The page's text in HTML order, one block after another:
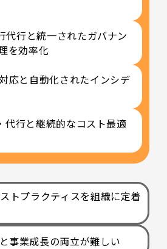
代行と統一されたガバナン
を効率化
応と自動化されたインシデ
代行と継続的なコスト最適
トプラクティスを組織に定着
事業成長の両立が難しい